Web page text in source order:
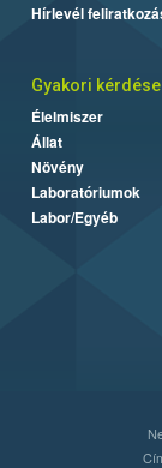
Hírlevél
Gyakori
Élelmiszer
Állat
Növény
Laboratóriumok
Labor/Egyéb